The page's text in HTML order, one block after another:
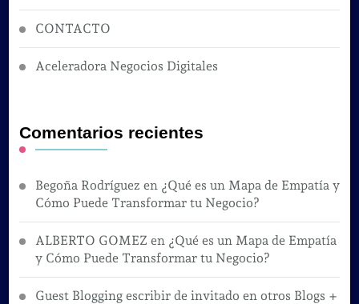
CONTACTO
Aceleradora Negocios Digitales
Comentarios recientes
Begoña Rodríguez en ¿Qué es un Mapa de Empatía y
Cómo Puede Transformar tu Negocio?
ALBERTO GOMEZ en ¿Qué es un Mapa de Empatía
y Cómo Puede Transformar tu Negocio?
Guest Blogging escribir de invitado en otros Blogs +